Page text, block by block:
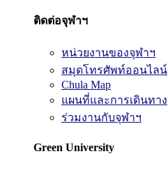
ติดต่อจุฬาฯ
หน่วยงานของจุฬาฯ
สมุดโทรศัพท์ออนไลน์
Chula Map
แผนที่และการเดินทาง
ร่วมงานกับจุฬาฯ
Green University